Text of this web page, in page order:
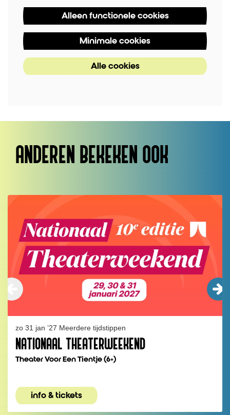
Alleen functionele cookies
Minimale cookies
Alle cookies
ANDEREN BEKEKEN OOK
NATIONAAL THEATERWEEKEND
Theater Voor Een Tientje (6+)
zo 31 jan ’27 Meerdere tijdstippen
info & tickets